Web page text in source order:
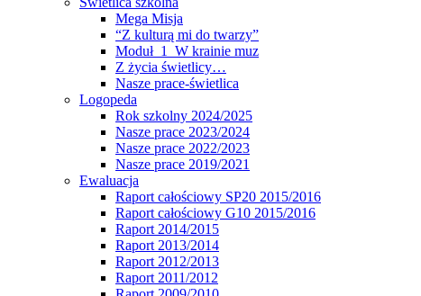
Mega Misja
“Z kulturą mi do twarzy”
Moduł 1 W krainie muz
Z życia świetlicy…
Nasze prace-świetlica
Logopeda
Rok szkolny 2024/2025
Nasze prace 2023/2024
Nasze prace 2022/2023
Nasze prace 2019/2021
Ewaluacja
Raport całościowy SP20 2015/2016
Raport całościowy G10 2015/2016
Raport 2014/2015
Raport 2013/2014
Raport 2012/2013
Raport 2011/2012